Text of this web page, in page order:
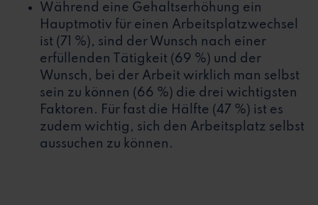
Während eine Gehaltserhöhung ein
Hauptmotiv für einen Arbeitsplatzwechsel
ist (71 %), sind der Wunsch nach einer
erfüllenden Tätigkeit (69 %) und der
Wunsch, bei der Arbeit wirklich man selbst
sein zu können (66 %) die drei wichtigsten
Faktoren. Für fast die Hälfte (47 %) ist es
zudem wichtig, sich den Arbeitsplatz selbst
aussuchen zu können.